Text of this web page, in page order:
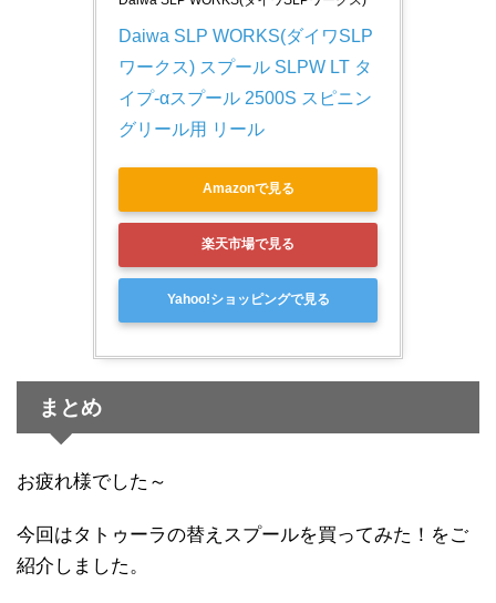
Daiwa SLP WORKS(ダイワSLP
ワークス) スプール SLPW LT タ
イプ-αスプール 2500S スピニン
グリール用 リール
Amazonで見る
楽天市場で見る
Yahoo!ショッピングで見る
まとめ
お疲れ様でした～
今回はタトゥーラの替えスプールを買ってみた！をご
紹介しました。